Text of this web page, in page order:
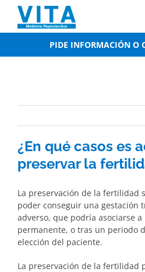
content
PIDE INFORMACIÓN O
¿En qué casos es
preservar la
La preservación de la fertilidad
poder conseguir una gestación
adverso, que podría asociarse
permanente, o tras un periodo
elección del paciente.
La preservación de la fertilidad